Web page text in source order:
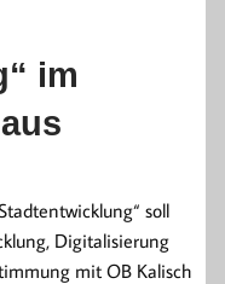
im
soll
Digitalisierung
mit OB Kalisch